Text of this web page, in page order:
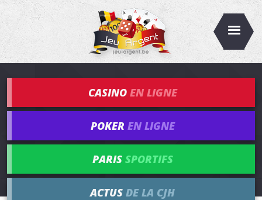
CASINO EN LIGNE
POKER EN LIGNE
PARIS SPORTIFS
ACTUS DE LA CJH